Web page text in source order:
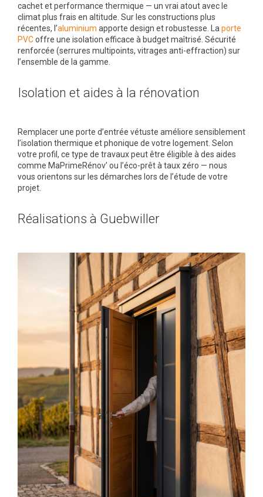
cachet et performance thermique — un vrai atout avec le
climat plus frais en altitude. Sur les constructions plus
récentes, l’aluminium apporte design et robustesse. La porte
PVCoffre une isolation efficace à budget maîtrisé. Sécurité
renforcée (serrures multipoints, vitrages anti-effraction) sur
l’ensemble de la gamme.
Isolation et aides à la rénovation
Remplacer une porte d’entrée vétuste améliore sensiblement
l’isolation thermique et phonique de votre logement. Selon
votre profil, ce type de travaux peut être éligible à des aides
comme MaPrimeRénov’ ou l’éco-prêt à taux zéro — nous
vous orientons sur les démarches lors de l’étude de votre
projet.
Réalisations à Guebwiller